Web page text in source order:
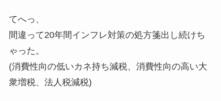
てへっ、
間違って20年間インフレ対策の処方箋出し続けち
ゃった。
(消費性向の低いカネ持ち減税、消費性向の高い大
衆増税、法人税減税)